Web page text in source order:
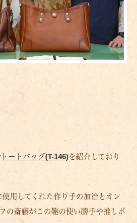
ートバッグ(T-146)を紹介しており
用してくれた作り手の加治とオン
の斎藤がこの鞄の使い勝手や推しポ